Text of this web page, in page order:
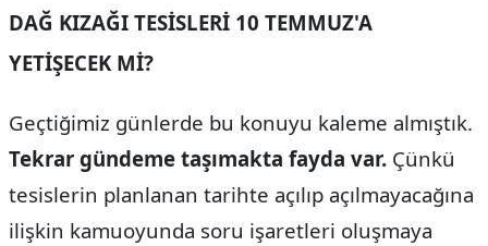
DAĞ KIZAĞI TESİSLERİ 10 TEMMUZ'A
YETİŞECEK Mİ?
Geçtiğimiz günlerde bu konuyu kaleme almıştık.
Tekrar gündeme taşımakta fayda var. Çünkü
tesislerin planlanan tarihte açılıp açılmayacağına
ilişkin kamuoyunda soru işaretleri oluşmaya